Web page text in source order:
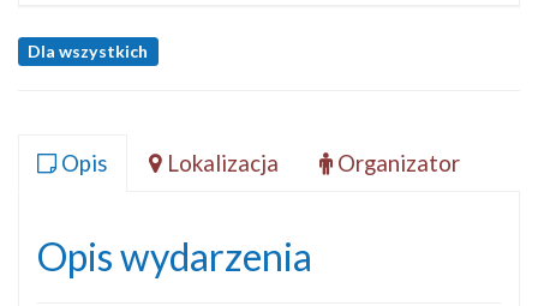
Dla wszystkich
Opis Lokalizacja Organizator
Opis wydarzenia